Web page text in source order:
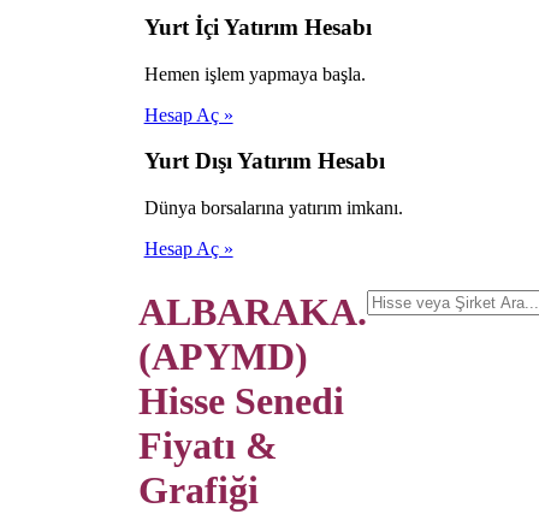
Yurt İçi Yatırım Hesabı
Hemen işlem yapmaya başla.
Hesap Aç »
Yurt Dışı Yatırım Hesabı
Dünya borsalarına yatırım imkanı.
Hesap Aç »
ALBARAKA.
(APYMD)
Hisse Senedi
Fiyatı &
Grafiği